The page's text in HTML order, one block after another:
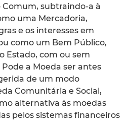
subtraindo-a à
uma Mercadoria,
e os interesses em
como um Bem Público,
Estado, com ou sem
a Moeda ser antes
de um modo
Comunitária e Social,
alternativa às moedas
pelos sistemas financeiros